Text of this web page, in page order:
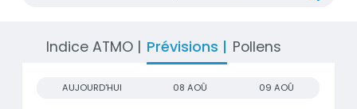
Indice ATMO Prévisions Pollens
AUJOURD'HUI 08 AOÛ 09 AOÛ